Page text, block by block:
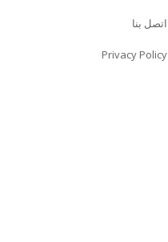
اتصل بنا
Privacy Policy